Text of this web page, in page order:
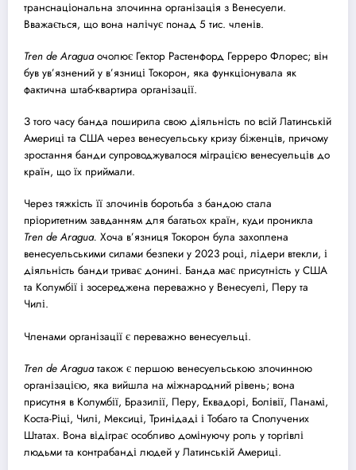
транснаціональна злочинна організація з Венесуели.
Вважається, що вона налічує понад 5 тис. членів.
Tren de Araguaочолює Гектор Растенфорд Герреро Флорес; він
був ув’язнений у в’язниці Токорон, яка функціонувала як
фактична штаб-квартира організації.
З того часу банда поширила свою діяльність по всій Латинській
Америці та США через венесуельську кризу біженців, причому
зростання банди супроводжувалося міграцією венесуельців до
країн, що їх приймали.
Через тяжкість її злочинів боротьба з бандою стала
пріоритетним завданням для багатьох країн, куди проникла
Tren de Aragua. Хоча в’язниця Токорон була захоплена
венесуельськими силами безпеки у 2023 році, лідери втекли, і
діяльність банди триває донині. Банда має присутність у США
та Колумбії і зосереджена переважно у Венесуелі, Перу та
Чилі.
Членами організації є переважно венесуельці.
Tren de Araguaтакож є першою венесуельською злочинною
організацією, яка вийшла на міжнародний рівень; вона
присутня в Колумбії, Бразилії, Перу, Еквадорі, Болівії, Панамі,
Коста-Ріці, Чилі, Мексиці, Тринідаді і Тобаго та Сполучених
Штатах. Вона відіграє особливо домінуючу роль у торгівлі
людьми та контрабанді людей у Латинській Америці.